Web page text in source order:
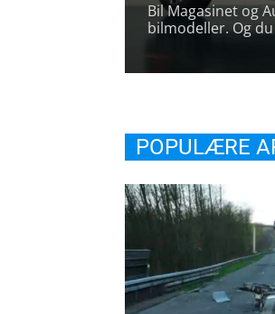
Bil Magasinet og
bilmodeller. Og
POPULÆRE